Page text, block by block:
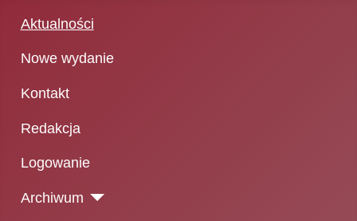
Aktualności
Nowe wydanie
Kontakt
Redakcja
Logowanie
Archiwum